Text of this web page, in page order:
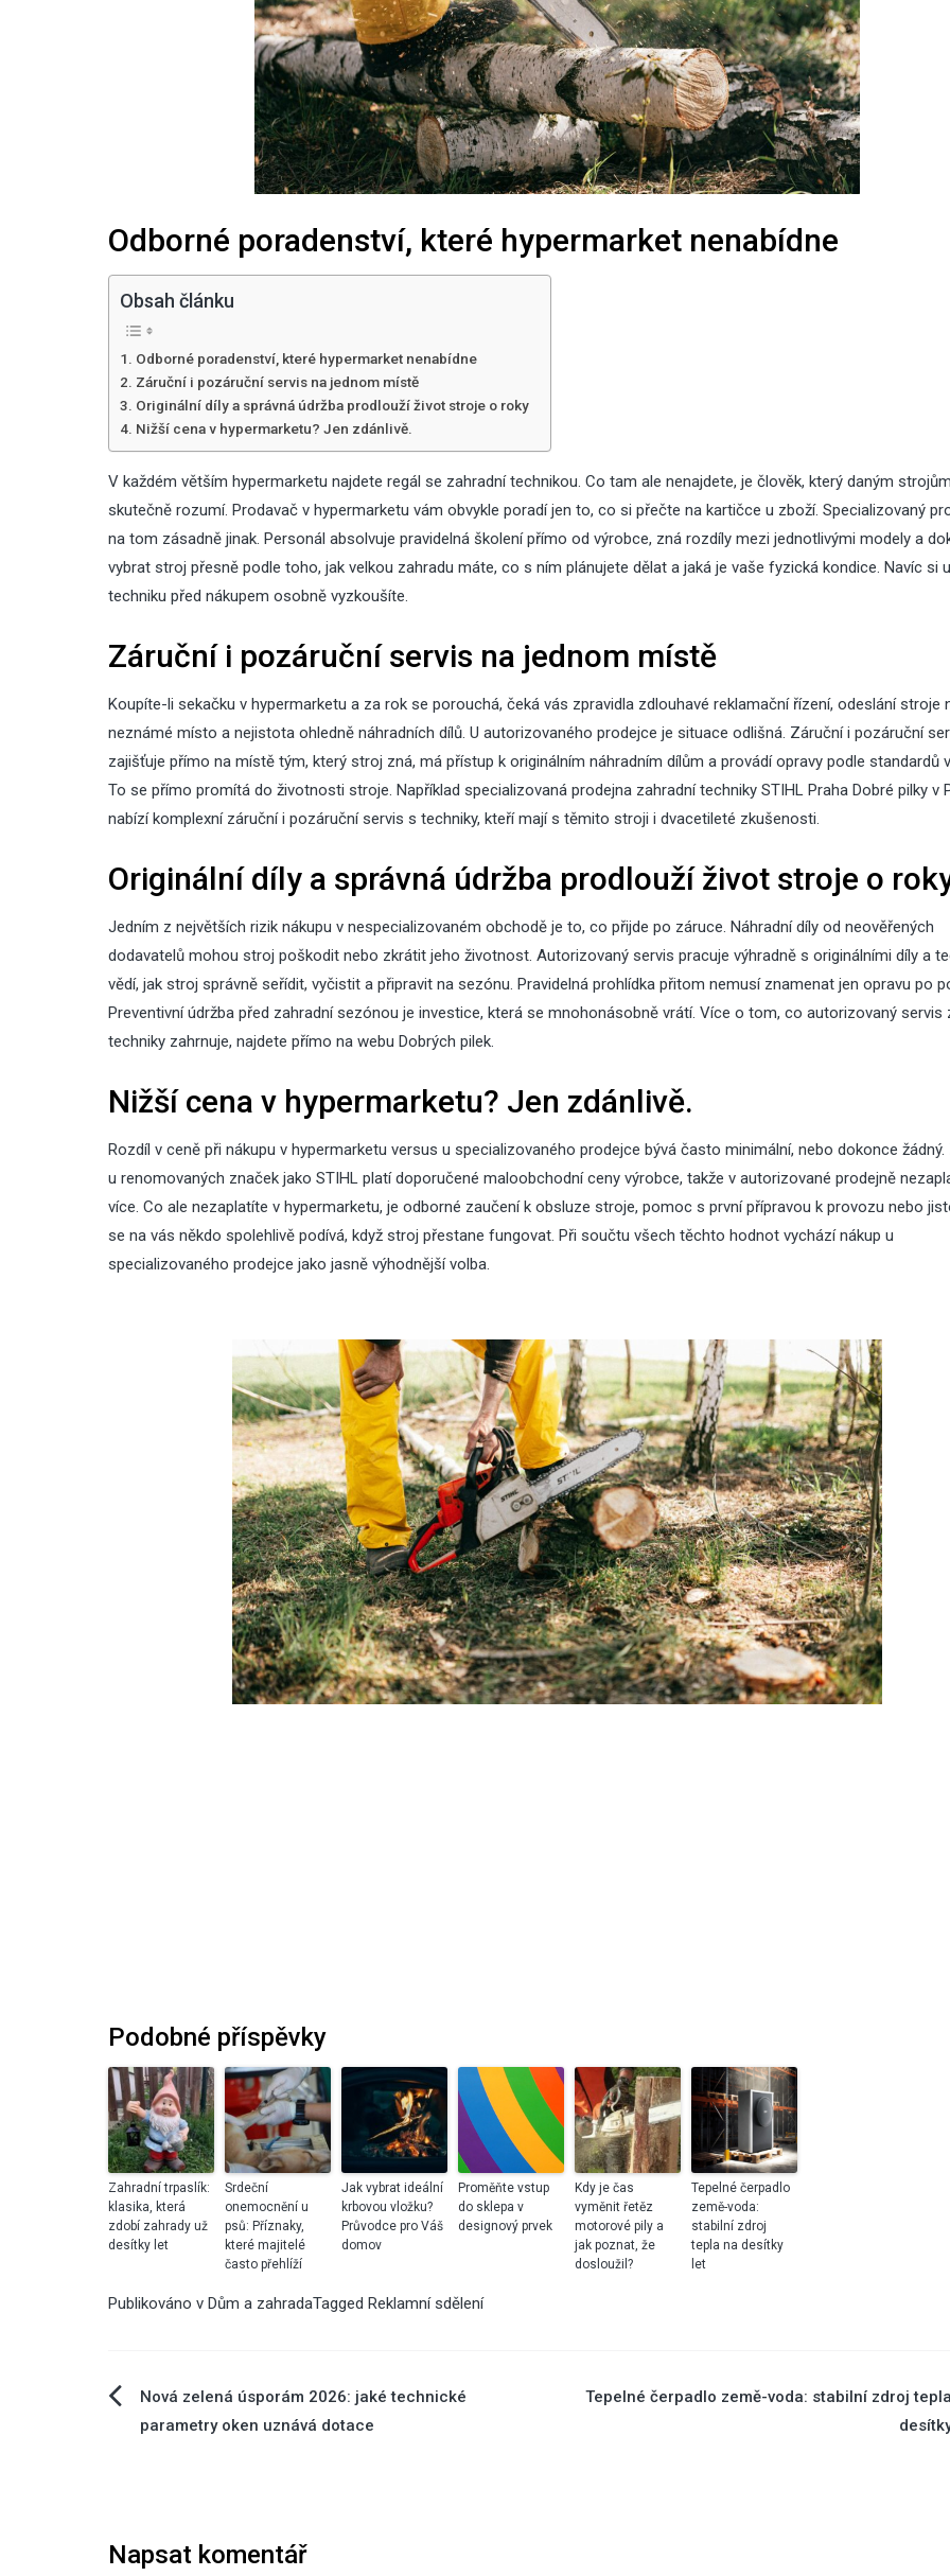
Odborné poradenství, které hypermarket nenabídne
Obsah článku
Odborné poradenství, které hypermarket nenabídne
Záruční i pozáruční servis na jednom místě
Originální díly a správná údržba prodlouží život stroje o roky
Nižší cena v hypermarketu? Jen zdánlivě.
V každém větším hypermarketu najdete regál se zahradní technikou. Co tam ale nenajdete, je člověk, který daným strojům
skutečně rozumí. Prodavač v hypermarketu vám obvykle poradí jen to, co si přečte na kartičce u zboží. Specializovaný
na tom zásadně jinak. Personál absolvuje pravidelná školení přímo od výrobce, zná rozdíly mezi jednotlivými modely a
vybrat stroj přesně podle toho, jak velkou zahradu máte, co s ním plánujete dělat a jaká je vaše fyzická kondice. Navíc si
techniku před nákupem osobně vyzkoušíte.
Záruční i pozáruční servis na jednom místě
Koupíte-li sekačku v hypermarketu a za rok se porouchá, čeká vás zpravidla zdlouhavé reklamační řízení, odeslání stroje
neznámé místo a nejistota ohledně náhradních dílů. U autorizovaného prodejce je situace odlišná. Záruční i pozáruční
zajišťuje přímo na místě tým, který stroj zná, má přístup k originálním náhradním dílům a provádí opravy podle standardů
To se přímo promítá do životnosti stroje. Například specializovaná prodejna zahradní techniky STIHL Praha Dobré pilky v
nabízí komplexní záruční i pozáruční servis s techniky, kteří mají s těmito stroji i dvacetileté zkušenosti.
Originální díly a správná údržba prodlouží život stroje o
Jedním z největších rizik nákupu v nespecializovaném obchodě je to, co přijde po záruce. Náhradní díly od neověřených
dodavatelů mohou stroj poškodit nebo zkrátit jeho životnost. Autorizovaný servis pracuje výhradně s originálními díly a
vědí, jak stroj správně seřídit, vyčistit a připravit na sezónu. Pravidelná prohlídka přitom nemusí znamenat jen opravu po
Preventivní údržba před zahradní sezónou je investice, která se mnohonásobně vrátí. Více o tom, co autorizovaný servis
techniky zahrnuje, najdete přímo na webu Dobrých pilek.
Nižší cena v hypermarketu? Jen zdánlivě.
Rozdíl v ceně při nákupu v hypermarketu versus u specializovaného prodejce bývá často minimální, nebo dokonce
u renomovaných značek jako STIHL platí doporučené maloobchodní ceny výrobce, takže v autorizované prodejně
více. Co ale nezaplatíte v hypermarketu, je odborné zaučení k obsluze stroje, pomoc s první přípravou k provozu nebo
se na vás někdo spolehlivě podívá, když stroj přestane fungovat. Při součtu všech těchto hodnot vychází nákup u
specializovaného prodejce jako jasně výhodnější volba.
Podobné příspěvky
Zahradní trpaslík:
klasika, která
zdobí zahrady už
desítky let
Srdeční
onemocnění u
psů: Příznaky,
které majitelé
často přehlíží
Jak vybrat ideální
krbovou vložku?
Průvodce pro Váš
domov
Proměňte vstup
do sklepa v
designový prvek
Kdy je čas
vyměnit řetěz
motorové pily a
jak poznat, že
dosloužil?
Tepelné čerpadlo
země-voda:
stabilní zdroj
tepla na desítky
let
Publikováno v Dům a zahradaTagged Reklamní sdělení
Navigace
Nová zelená úsporám 2026: jaké technické
parametry oken uznává dotace
Tepelné čerpadlo země-voda: stabilní zdroj
Napsat komentář
střechy
Zahradní
desítky let
Jak zabezpečit dům před
odjezdem na dovolenou
Lis
2025
10
kuchyně: Praktické tipy a
doporučení
Čvc
15
rostliny –
vydrží
2025
30
Kvě
02